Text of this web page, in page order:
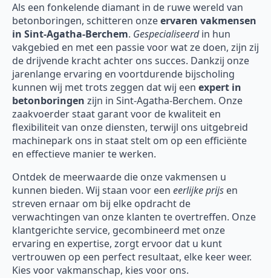
Als een fonkelende diamant in de ruwe wereld van
betonboringen, schitteren onzeervaren vakmensen
in Sint-Agatha-Berchem. Gespecialiseerdin hun
vakgebied en met een passie voor wat ze doen, zijn zij
de drijvende kracht achter ons succes. Dankzij onze
jarenlange ervaring en voortdurende bijscholing
kunnen wij met trots zeggen dat wij een expert in
betonboringen zijn in Sint-Agatha-Berchem. Onze
zaakvoerder staat garant voor de kwaliteit en
flexibiliteit van onze diensten, terwijl ons uitgebreid
machinepark ons in staat stelt om op een efficiënte
en effectieve manier te werken.
Ontdek de meerwaarde die onze vakmensen u
kunnen bieden. Wij staan voor een eerlijke prijs en
streven ernaar om bij elke opdracht de
verwachtingen van onze klanten te overtreffen. Onze
klantgerichte service, gecombineerd met onze
ervaring en expertise, zorgt ervoor dat u kunt
vertrouwen op een perfect resultaat, elke keer weer.
Kies voor vakmanschap, kies voor ons.